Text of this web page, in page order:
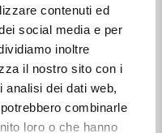
contenuti ed
social media e per
inoltre
il nostro sito con i
analisi dei dati web,
combinarle
loro o che hanno